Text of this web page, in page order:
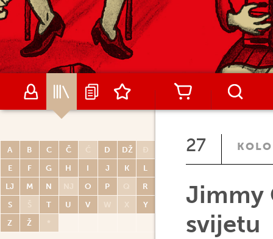
A B C Č Ć D DŽ
Đ
E
F G H I J K
L
LJ
M N NJ O P Q
R
S
Š T U V W X
Y
Z
Ž *
27
Jimmy
svijetu